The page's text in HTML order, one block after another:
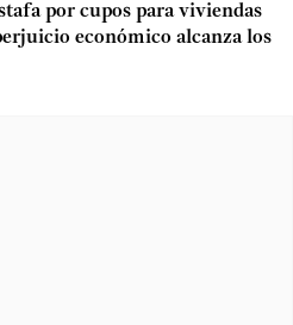
por cupos para viviendas
económico alcanza los